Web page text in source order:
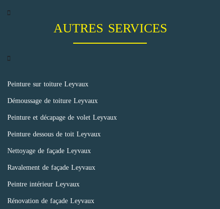
AUTRES SERVICES
Peinture sur toiture Leyvaux
Démoussage de toiture Leyvaux
Peinture et décapage de volet Leyvaux
Peinture dessous de toit Leyvaux
Nettoyage de façade Leyvaux
Ravalement de façade Leyvaux
Peintre intérieur Leyvaux
Rénovation de façade Leyvaux